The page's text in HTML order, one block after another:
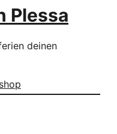
Plessa
deinen